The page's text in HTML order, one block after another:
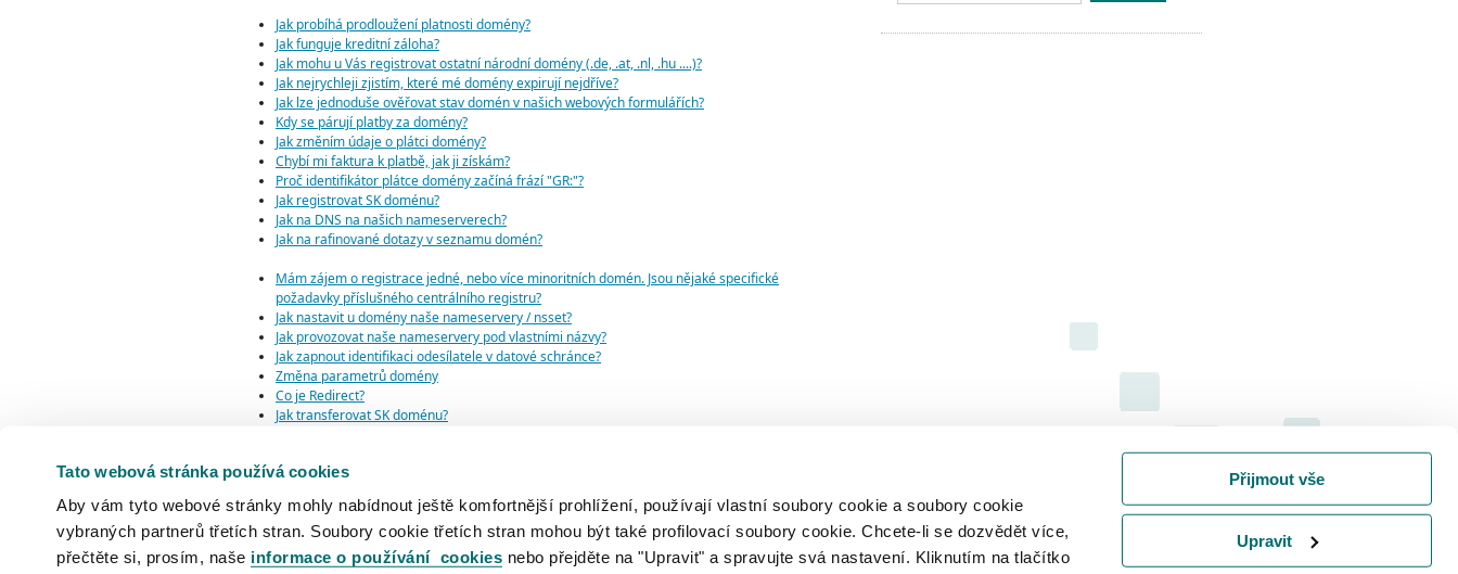
Tato webová stránka používá cookies
Aby vám tyto webové stránky mohly nabídnout ještě komfortnější prohlížení, používají vlastní soubory cookie a soubory cookie
vybraných partnerů třetích stran. Soubory cookie třetích stran mohou být také profilovací soubory cookie. Chcete-li se dozvědět více,
přečtěte si, prosím, naše informace o používání cookies nebo přejděte na "Upravit" a spravujte svá nastavení. Kliknutím na tlačítko
Přijmout vše
Upravit
Jak probíhá prodloužení platnosti domény?
Jak funguje kreditní záloha?
Jak mohu u Vás registrovat ostatní národní domény (.de, .at, .nl, .hu ....)?
Jak nejrychleji zjistím, které mé domény expirují nejdříve?
Jak lze jednoduše ověřovat stav domén v našich webových formulářích?
Kdy se párují platby za domény?
Jak změním údaje o plátci domény?
Chybí mi faktura k platbě, jak ji získám?
Proč identifikátor plátce domény začíná frází "GR:"?
Jak registrovat SK doménu?
Jak na DNS na našich nameserverech?
Jak na rafinované dotazy v seznamu domén?
Mám zájem o registrace jedné, nebo více minoritních domén. Jsou nějaké specifické
požadavky příslušného centrálního registru?
Jak nastavit u domény naše nameservery / nsset?
Jak provozovat naše nameservery pod vlastními názvy?
Jak zapnout identifikaci odesílatele v datové schránce?
Změna parametrů domény
Co je Redirect?
Jak transferovat SK doménu?
Popis fungování DNS serverů ns.grdns.cz a ns.grdns.it